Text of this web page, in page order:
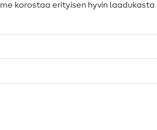
korostaa erityisen hyvin